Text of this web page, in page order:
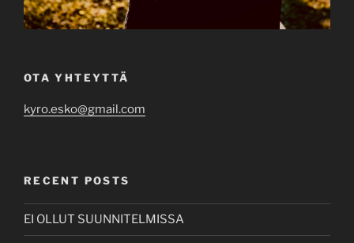
OTA YHTEYTTÄ
kyro.esko@gmail.com
RECENT POSTS
EI OLLUT SUUNNITELMISSA